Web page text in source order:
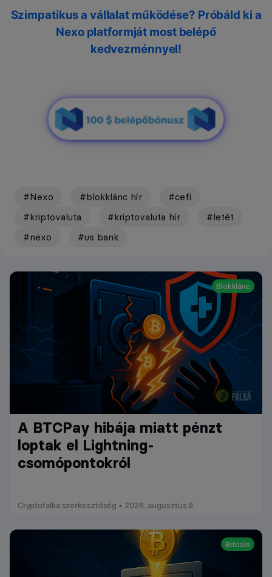
Szimpatikus a vállalat működése? Próbáld ki a
Nexo platformját most belépő
kedvezménnyel!
#Nexo #blokklánc hír
#cefi
#kriptovaluta
#kriptovaluta hír
#letét
#nexo
#us bank
Blokklánc
A BTCPay hibája miatt pénzt
loptak el Lightning-
csomópontokról
Cryptofalka szerkesztőség • 2026. augusztus 9.
Bitcoin